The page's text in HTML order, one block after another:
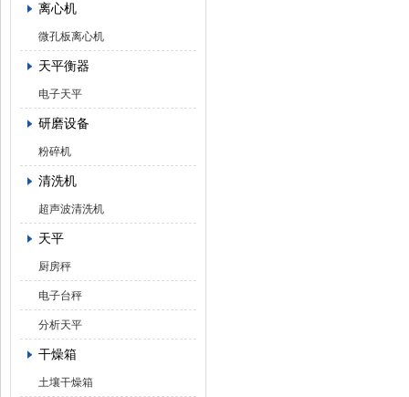
离心机
微孔板离心机
天平衡器
电子天平
研磨设备
粉碎机
清洗机
超声波清洗机
天平
厨房秤
电子台秤
分析天平
干燥箱
土壤干燥箱